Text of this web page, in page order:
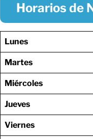
Horarios de
Lunes
Martes
Miércoles
Jueves
Viernes